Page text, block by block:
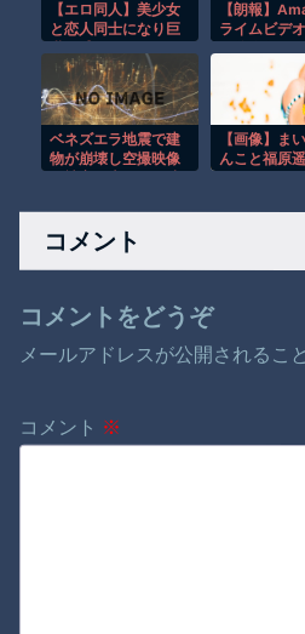
【エロ同人】美少女
と恋人同士になり巨
パイズリで濃密な夜
を過ごす話！ｗ
【朗報】
ライムビデ
凄さ！体感
越えへ
ベネズエラ地震で建
物が崩壊し空撮映像
【画像】ま
んこと福原
ッ！
コメント
コメントをどうぞ
メールアドレスが公開されるこ
コメント ※